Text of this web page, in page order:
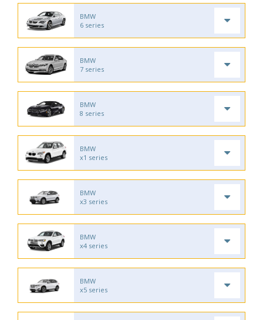
BMW
6 series
BMW
7 series
BMW
8 series
BMW
x1 series
BMW
x3 series
BMW
x4 series
BMW
x5 series